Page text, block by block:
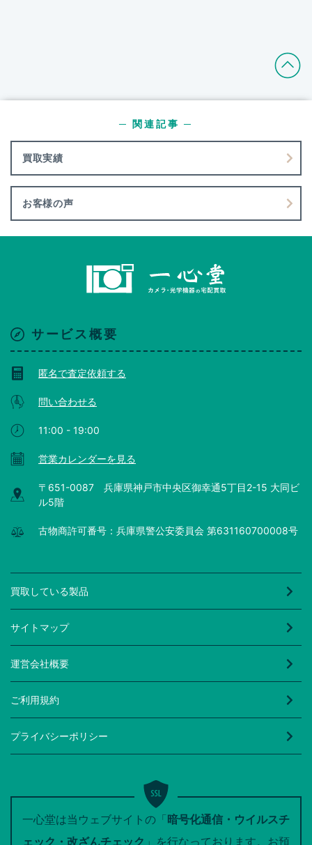
買取実績
─ 関連記事 ─
お客様の声
サービス概要
匿名で査定依頼する
問い合わせる
11:00 - 19:00
営業カレンダーを見る
〒651-0087 兵庫県神戸市中央区御幸通5丁目2-15 大同ビ
ル5階
古物商許可番号：兵庫県警公安委員会 第631160700008号
買取している製品
サイトマップ
運営会社概要
ご利用規約
プライバシーポリシー
一心堂は当ウェブサイトの「暗号化通信・ウイルスチ
ェック・改ざんチェック 」を行なっております。お預